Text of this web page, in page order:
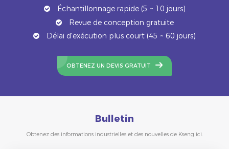
Échantillonnage rapide (5 ~ 10 jours)
Revue de conception gratuite
Délai d'exécution plus court (45 ~ 60 jours)
OBTENEZ UN DEVIS GRATUIT
Bulletin
Obtenez des informations industrielles et des nouvelles de Kseng ici.